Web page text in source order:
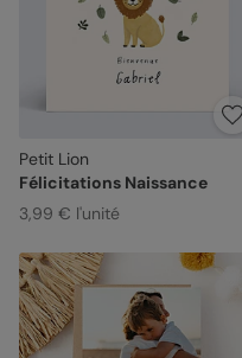
Petit Lion
Félicitations Naissance
3,99 € l'unité